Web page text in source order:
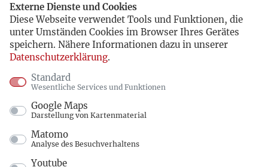
Externe Dienste und Cookies
Diese Webseite verwendet Tools und Funktionen, die
unter Umständen Cookies im Browser Ihres Gerätes
speichern. Nähere Informationen dazu in unserer
Datenschutzerklärung.
Standard
Wesentliche Services und Funktionen
Google Maps
Darstellung von Kartenmaterial
Matomo
Analyse des Besuchverhaltens
Youtube